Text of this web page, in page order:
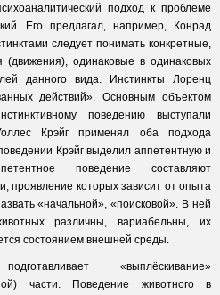
подход к проблеме
Его предлагал, например, Конрад
следует понимать конкретные,
(движения), одинаковые в одинаковых
данного вида. Инстинкты Лоренц
действий». Основным объектом
поведению выступали
Крэйг применял оба подхода
Крэйг выделил аппетентную и
поведение составляют
проявление которых зависит от опыта
«начальной», «поисковой». В ней
различны, вариабельны, их
состоянием внешней среды.
«выплёскивание»
части. Поведение животного в